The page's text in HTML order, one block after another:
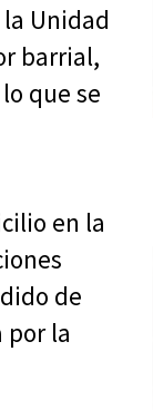
Unidad
barrial,
que se
en la
de
por la